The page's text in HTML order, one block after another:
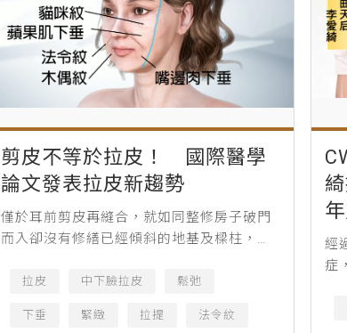
剪皮不等於拉皮！ 國際醫學
論文發表拉皮新趨勢
僅於耳前剪皮再縫合，就如同整修房子破門
而入卻沒有修繕已經傾斜的地基及樑柱，因
供） 人類在延緩衰老的研究未曾中斷，自古
拉皮 中下臉拉皮 鬆弛
下垂 緊緻 拉提 法令紋
經
症
涯